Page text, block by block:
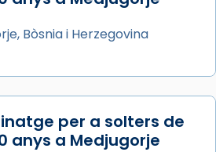
presidit la missa i l’ha
auxiliar de Barcelona,
Bòsnia i Herzegovina
per a solters de
anys a Medjugorje